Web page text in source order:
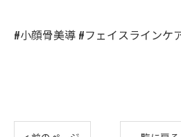
#小顔骨美導 #フェイスラインケ